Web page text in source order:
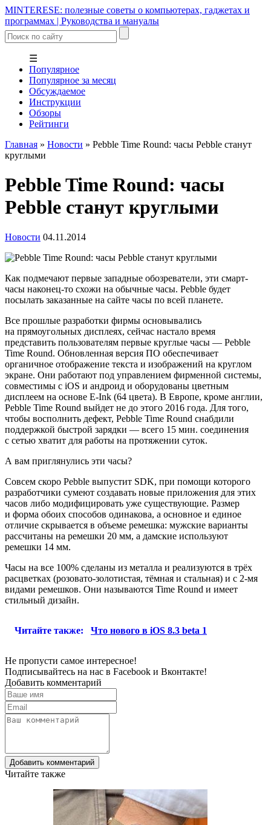
MINTERESE: полезные советы о компьютерах, гаджетах и
программах | Руководства и мануалы
☰
Популярное
Популярное за месяц
Обсуждаемое
Инструкции
Обзоры
Рейтинги
Главная » Новости » Pebble Time Round: часы Pebble станут
круглыми
Pebble Time Round: часы
Pebble станут круглыми
Новости 04.11.2014
Как подмечают первые западные обозреватели, эти смарт-
часы наконец-то схожи на обычные часы. Pebble будет
посылать заказанные на сайте часы по всей планете.
Все прошлые разработки фирмы основывались
на прямоугольных дисплеях, сейчас настало время
представить пользователям первые круглые часы — Pebble
Time Round. Обновленная версия ПО обеспечивает
органичное отображение текста и изображений на круглом
экране. Они работают под управлением фирменной системы,
совместимы с iOS и андроид и оборудованы цветным
дисплеем на основе E-Ink (64 цвета). В Европе, кроме англии,
Pebble Time Round выйдет не до этого 2016 года. Для того,
чтобы восполнить дефект, Pebble Time Round снабдили
поддержкой быстрой зарядки — всего 15 мин. соединения
с сетью хватит для работы на протяжении суток.
А вам приглянулись эти часы?
Совсем скоро Pebble выпустит SDK, при помощи которого
разработчики сумеют создавать новые приложения для этих
часов либо модифицировать уже существующие. Размер
и форма обоих способов одинакова, а основное и единое
отличие скрывается в объеме ремешка: мужские варианты
рассчитаны на ремешки 20 мм, а дамские используют
ремешки 14 мм.
Часы на все 100% сделаны из металла и реализуются в трёх
расцветках (розовато-золотистая, тёмная и стальная) и с 2-мя
видами ремешков. Они называются Time Round и имеет
стильный дизайн.
Читайте также: Что нового в iOS 8.3 beta 1
Не пропусти самое интересное!
Подписывайтесь на нас в Facebook и Вконтакте!
Добавить комментарий
Добавить комментарий
Читайте также